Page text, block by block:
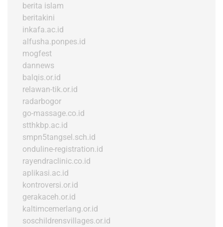
berita islam
beritakini
inkafa.ac.id
alfusha.ponpes.id
mogfest
dannews
balqis.or.id
relawan-tik.or.id
radarbogor
go-massage.co.id
stthkbp.ac.id
smpn5tangsel.sch.id
onduline-registration.id
rayendraclinic.co.id
aplikasi.ac.id
kontroversi.or.id
gerakaceh.or.id
kaltimcemerlang.or.id
soschildrensvillages.or.id